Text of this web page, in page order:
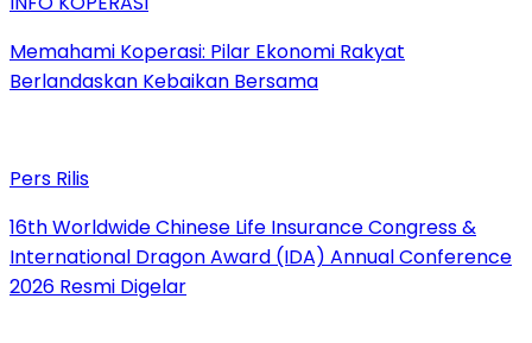
Memahami Koperasi: Pilar Ekonomi Rakyat
Berlandaskan Kebaikan Bersama
Pers Rilis
16th Worldwide Chinese Life Insurance Congress &
International Dragon Award (IDA) Annual Conference
2026 Resmi Digelar